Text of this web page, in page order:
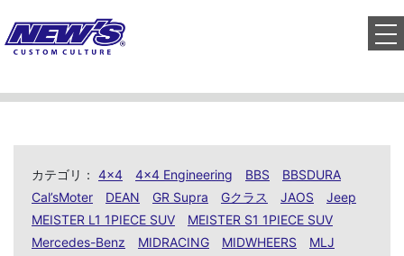
カテゴリ： 4x4 4x4 Engineering BBS
BBSDURA
Cal’sMoter
DEAN GR Supra Gクラス JAOS
Jeep
MEISTER L1 1PIECE SUV
MEISTER S1 1PIECE SUV
Mercedes-Benz
MIDRACING MIDWHEERS
MLJ